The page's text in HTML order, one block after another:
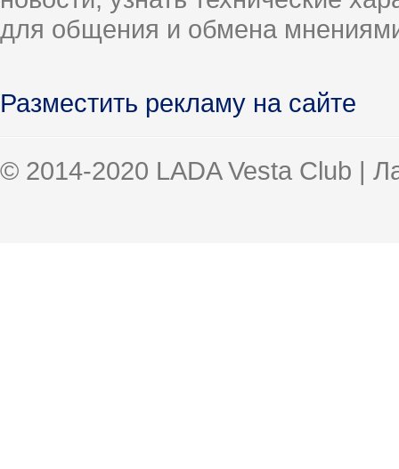
для общения и обмена
Разместить рекламу на сайте
© 2014-2020 LADA Vesta Club |